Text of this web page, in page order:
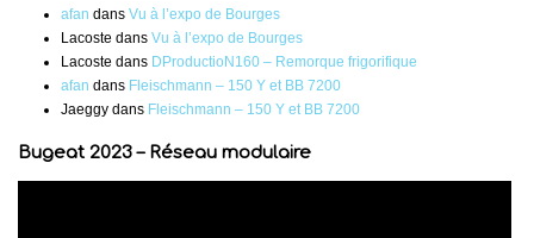
afan dans Vu à l’expo de Bourges
Lacoste dans Vu à l’expo de Bourges
Lacoste dans DProductioN160 – Remorque frigorifique
afan dans Fleischmann – 150 Y et BB 7200
Jaeggy dans Fleischmann – 150 Y et BB 7200
Bugeat 2023 – Réseau modulaire